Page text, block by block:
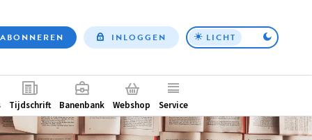
Top
ABONNEREN INLOGGEN LICHT
Tijdschrift Banenbank Webshop Service